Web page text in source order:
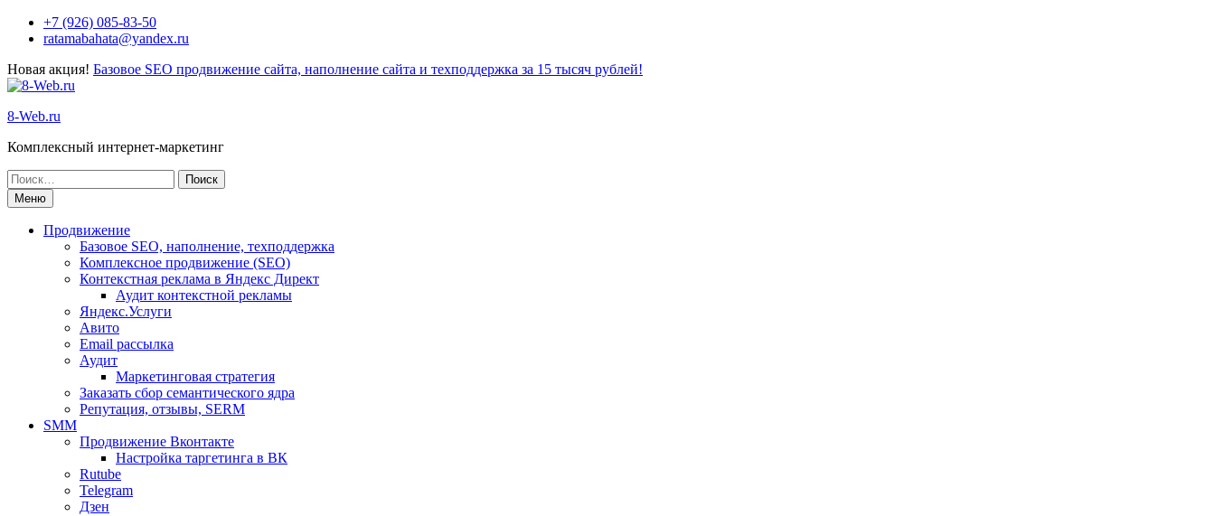
Перейти+7 (926) 085-83-50
ratamabahata@yandex.ru
Новая акция! Базовое SEO продвижение сайта, наполнение сайта и техподдержка за 15 тысяч рублей!
8-Web.ru
Комплексный интернет-маркетинг
Поиск
по:Меню
Продвижение
Базовое SEO, наполнение, техподдержка
Комплексное продвижение (SEO)
Контекстная реклама в Яндекс Директ
Аудит контекстной рекламы
Яндекс.Услуги
Авито
Email рассылка
Аудит
Маркетинговая стратегия
Заказать сбор семантического ядра
Репутация, отзывы, SERM
SMM
Продвижение Вконтакте
Настройка таргетинга в ВК
Rutube
Telegram
Дзен